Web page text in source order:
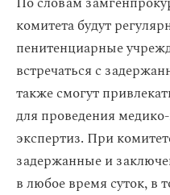
комитета будут
пенитенциарные
встречаться с
также смогут
для проведения
экспертиз. При
задержанные и
в любое время суток, в